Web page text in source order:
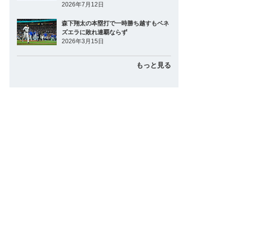
2026年7月12日
森下翔太の本塁打で一時勝ち越すもベネ
ズエラに敗れ連覇ならず
2026年3月15日
もっと見る